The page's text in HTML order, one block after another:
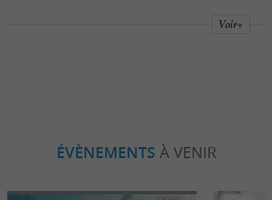
Voir+
ÉVÈNEMENTS À VENIR